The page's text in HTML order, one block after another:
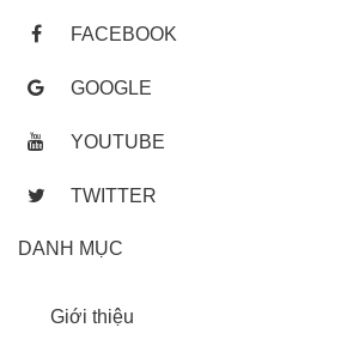
FACEBOOK
GOOGLE
YOUTUBE
TWITTER
DANH MỤC
Giới thiệu